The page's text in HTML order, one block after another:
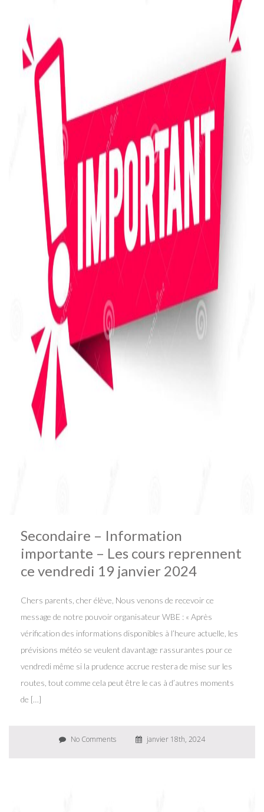
Secondaire – Information
importante – Les cours reprennent
ce vendredi 19 janvier 2024
Chers parents, cher élève, Nous venons de recevoir ce
message de notre pouvoir organisateur WBE : « Après
vérification des informations disponibles à l’heure actuelle, les
prévisions météo se veulent davantage rassurantes pour ce
vendredi même si la prudence accrue restera de mise sur les
routes, tout comme cela peut être le cas à d’autres moments
de […]
No Comments janvier 18th, 2024